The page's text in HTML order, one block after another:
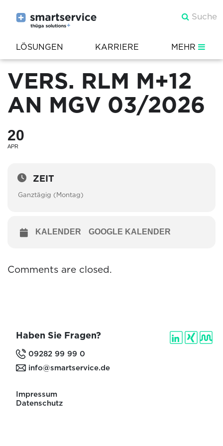
LÖSUNGEN KARRIERE MEHR
VERS. RLM M+12
AN MGV 03/2026
20
APR
ZEIT
Ganztägig (Montag)
KALENDER GOOGLE KALENDER
Comments are closed.
Haben Sie Fragen?
09282 99 99 0
info@smartservice.de
Impressum
Datenschutz